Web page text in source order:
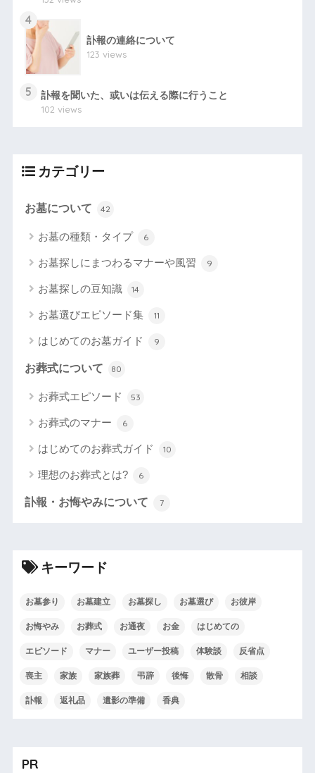
4
訃報の連絡について
123 views
5
訃報を聞いた、或いは伝える際に行うこと
102 views
カテゴリー
お墓について 42
お墓の種類・タイプ 6
お墓探しにまつわるマナーや風習 9
お墓探しの豆知識 14
お墓選びエピソード集 11
はじめてのお墓ガイド 9
お葬式について 80
お葬式エピソード 53
お葬式のマナー 6
はじめてのお葬式ガイド 10
理想のお葬式とは? 6
訃報・お悔やみについて 7
キーワード
お墓参り お墓建立 お墓探し お墓選び お彼岸
お悔やみ お葬式 お通夜 お金 はじめての
エピソード マナー ユーザー投稿 体験談 反省点
喪主 家族 家族葬 弔辞 後悔 散骨 相談
訃報 返礼品 遺影の準備 香典
PR